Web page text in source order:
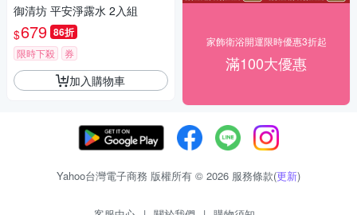
御清坊 平安淨露水 2入組
$679 86折
限時下殺 券
加入購物車
家飾衛浴開運限時優惠3折起
滿100大優惠
Yahoo台灣電子商務 版權所有 © 2026 服務條款(更新)